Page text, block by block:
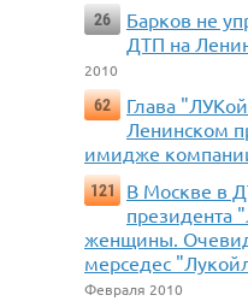
26
Барков не
ДТП на
2010
62
Глава
Ленинском
имидже
121
В Москве в
президента
женщины.
мерседес
Февраля 2010